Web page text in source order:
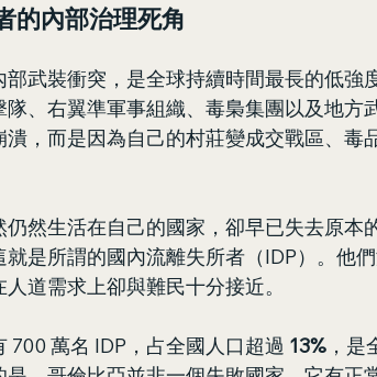
的內部治理死角
武裝衝突，是全球持續時間最長的低強
、右翼準軍事組織、毒梟集團以及地方
，而是因為自己的村莊變成交戰區、毒
然生活在自己的國家，卻早已失去原本
是所謂的國內流離失所者（IDP）。他
道需求上卻與難民十分接近。
700 萬名 IDP，占全國人口超過 13% ，